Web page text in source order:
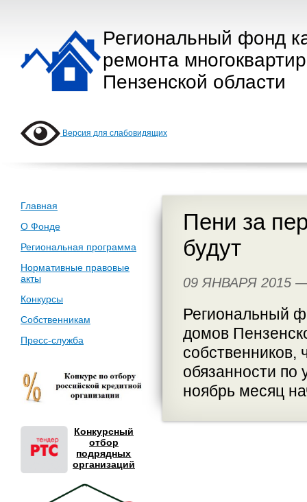
Региональный фонд
ремонта
Пензенской области
Версия для слабовидящих
Главная
О Фонде
Региональная программа
Нормативные правовые
акты
Конкурсы
Собственникам
Пресс-служба
Конкурсный
отбор
подрядных
организаций
Пени за
будут
09 ЯНВАРЯ 2015
Региональный
домов
собственников,
обязанности по
ноябрь месяц